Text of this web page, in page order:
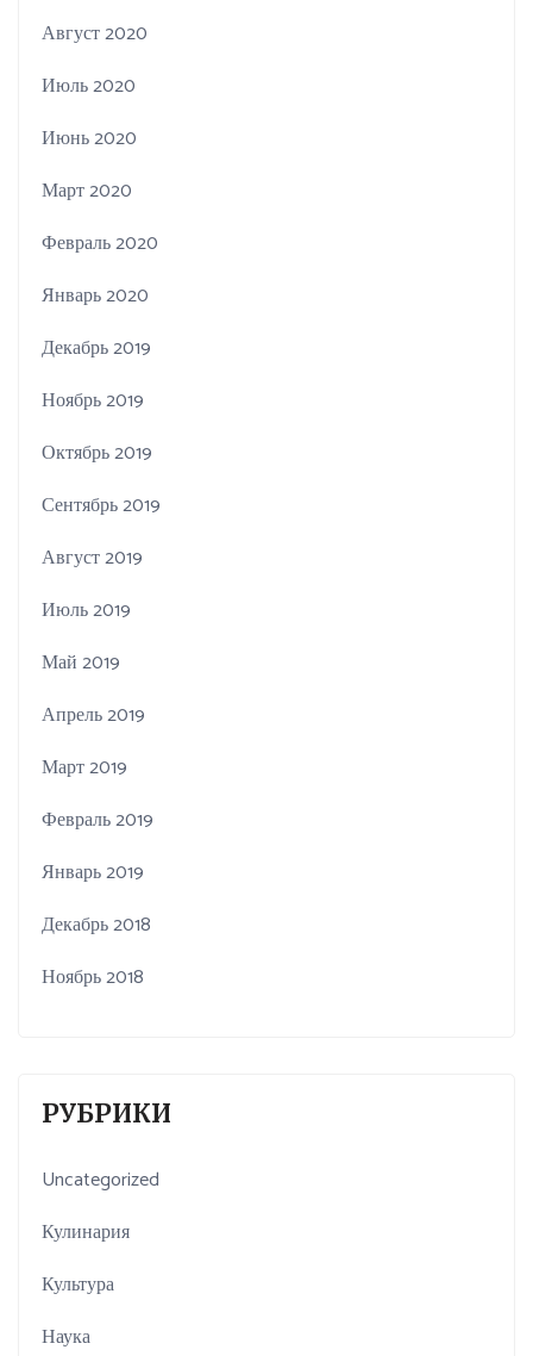
Август 2020
Июль 2020
Июнь 2020
Март 2020
Февраль 2020
Январь 2020
Декабрь 2019
Ноябрь 2019
Октябрь 2019
Сентябрь 2019
Август 2019
Июль 2019
Май 2019
Апрель 2019
Март 2019
Февраль 2019
Январь 2019
Декабрь 2018
Ноябрь 2018
РУБРИКИ
Uncategorized
Кулинария
Культура
Наука